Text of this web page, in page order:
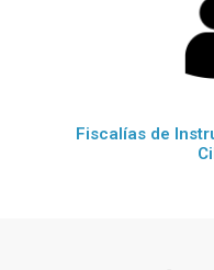
Fiscalías de